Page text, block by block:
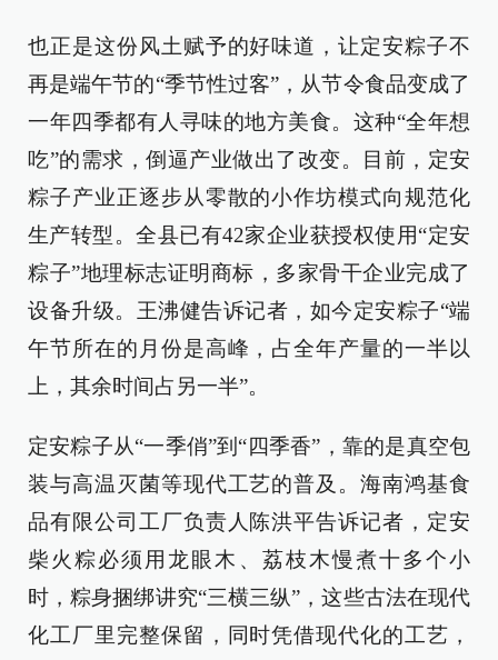
也正是这份风土赋予的好味道，让定安粽子不
再是端午节的“季节性过客”，从节令食品变成了
一年四季都有人寻味的地方美食。这种“全年想
吃”的需求，倒逼产业做出了改变。目前，定安
粽子产业正逐步从零散的小作坊模式向规范化
生产转型。全县已有42家企业获授权使用“定安
粽子”地理标志证明商标，多家骨干企业完成了
设备升级。王沸健告诉记者，如今定安粽子“端
午节所在的月份是高峰，占全年产量的一半以
上，其余时间占另一半”。
定安粽子从“一季俏”到“四季香”，靠的是真空包
装与高温灭菌等现代工艺的普及。海南鸿基食
品有限公司工厂负责人陈洪平告诉记者，定安
柴火粽必须用龙眼木、荔枝木慢煮十多个小
时，粽身捆绑讲究“三横三纵”，这些古法在现代
化工厂里完整保留，同时凭借现代化的工艺，